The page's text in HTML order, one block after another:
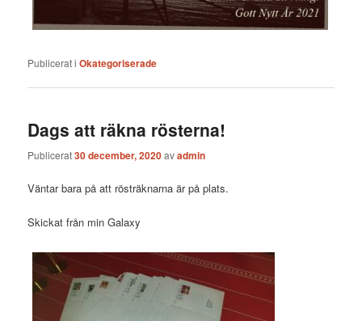
Publicerat i Okategoriserade
Dags att räkna rösterna!
Publicerat30 december, 2020avadmin
Väntar bara på att rösträknarna är på plats.
Skickat från min Galaxy